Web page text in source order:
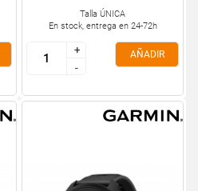
Talla ÚNICA
En stock, entrega en 24-72h
+
-
+
-
AÑADIR